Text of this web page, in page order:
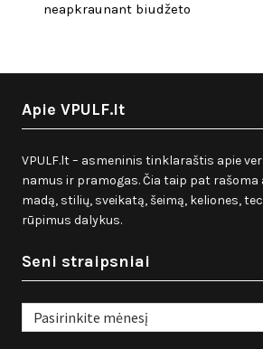
neapkraunant biudžeto
Apie VPULF.lt
VPULF.lt – asmeninis tinklaraštis apie
namus ir pramogas. Čia taip pat
madą, stilių, sveikatą, šeimą, keliones,
rūpimus dalykus.
Seni straipsniai
Seni
straipsniai